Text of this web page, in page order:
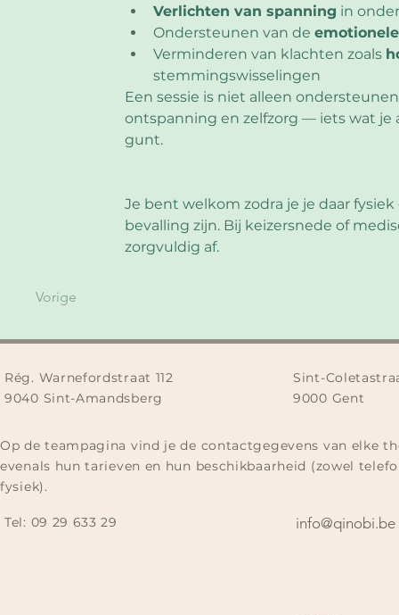
Verlichten van spanning in
Ondersteunen van de
Verminderen van klachten zoals
stemmingswisselingen
Een sessie is niet alleen
ontspanning en zelfzorg — iets wat je
gunt.
Je bent welkom zodra je je daar
bevalling zijn. Bij keizersnede of
zorgvuldig af.
Vorige
Rég. Warnefordstraat 112
9040 Sint-Amandsberg
Sint-
9000 Gent
Op de teampagina vind je de contactgegevens van elke
evenals hun tarieven en hun beschikbaarheid (zowel
fysiek).
Tel: 09 29 633 29​ info@qinobi.be